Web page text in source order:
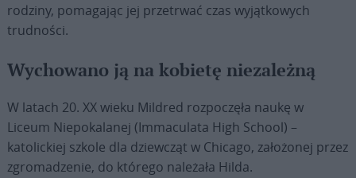
rodziny, pomagając jej przetrwać czas wyjątkowych
trudności.
Wychowano ją na kobietę niezależną
W latach 20. XX wieku Mildred rozpoczęła naukę w
Liceum Niepokalanej (Immaculata High School) –
katolickiej szkole dla dziewcząt w Chicago, założonej przez
zgromadzenie, do którego należała Hilda.